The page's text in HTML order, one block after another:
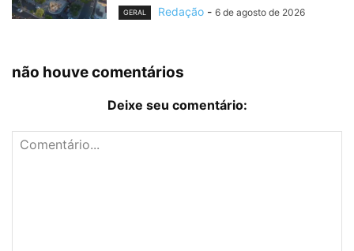
GERAL Redação - 6 de agosto de 2026
não houve comentários
Deixe seu comentário: